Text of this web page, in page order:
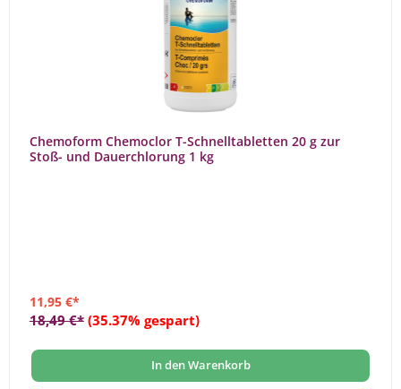
Chemoform Chemoclor T-Schnelltabletten 20 g zur
Stoß- und Dauerchlorung 1 kg
11,95 €*
18,49 €* (35.37% gespart)
In den Warenkorb